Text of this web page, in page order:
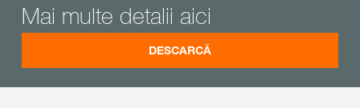
Mai multe detalii aici
DESCARCĂ